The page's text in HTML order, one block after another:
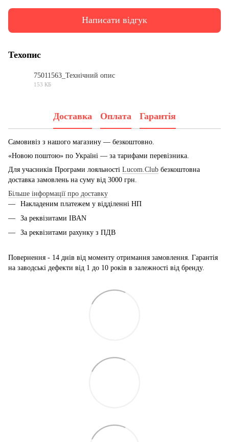
Написати відгук
Техопис
75011563_Технічний опис
153 КБ
Доставка Оплата Гарантія
Самовивіз з нашого магазину — безкоштовно.
«Новою поштою» по Україні — за тарифами перевізника.
Для учасників Програми лояльності Lucom.Club безкоштовна
доставка замовлень на суму від 3000 грн.
Більше інформації про доставку
Накладеним платежем у відділенні НП
За реквізитами IBAN
За реквізитами рахунку з ПДВ
Повернення - 14 днів від моменту отримання замовлення. Гарантія
на заводські дефекти від 1 до 10 років в залежності від бренду.